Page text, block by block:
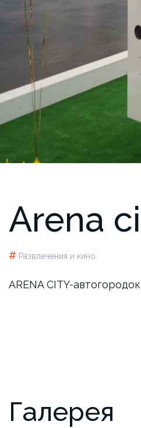
Arena
# Развлечения и кино
ARENA CITY-
Галерея